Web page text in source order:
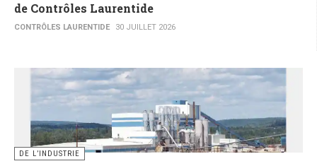
de Contrôles Laurentide
CONTRÔLES LAURENTIDE 30 JUILLET 2026
DE L’INDUSTRIE